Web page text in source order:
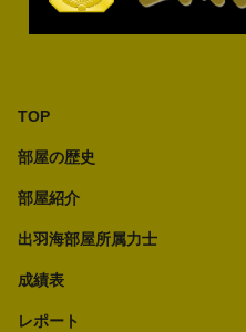
TOP
部屋の歴史
部屋紹介
出羽海部屋所属力士
成績表
レポート